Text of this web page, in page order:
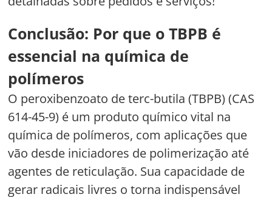
Conclusão: Por que o TBPB é
essencial na química de
polímeros
O peroxibenzoato de terc-butila (TBPB) (CAS
614-45-9) é um produto químico vital na
química de polímeros, com aplicações que
vão desde iniciadores de polimerização até
agentes de reticulação. Sua capacidade de
gerar radicais livres o torna indispensável